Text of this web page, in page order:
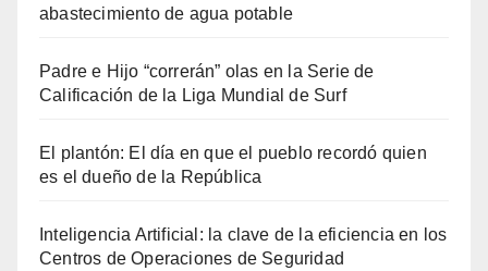
abastecimiento de agua potable
Padre e Hijo “correrán” olas en la Serie de
Calificación de la Liga Mundial de Surf
El plantón: El día en que el pueblo recordó quien
es el dueño de la República
Inteligencia Artificial: la clave de la eficiencia en los
Centros de Operaciones de Seguridad